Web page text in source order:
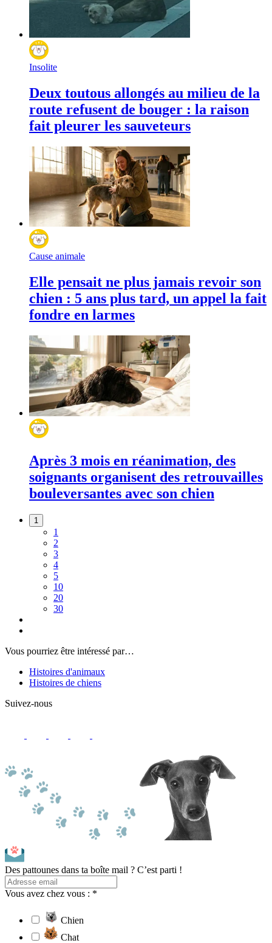
Insolite
Deux toutous allongés au milieu de la
route refusent de bouger : la raison
fait pleurer les sauveteurs
Cause animale
Elle pensait ne plus jamais revoir son
chien : 5 ans plus tard, un appel la fait
fondre en larmes
Après 3 mois en réanimation, des
soignants organisent des retrouvailles
bouleversantes avec son chien
1
1
2
3
4
5
10
20
30
Vous pourriez être intéressé par…
Histoires d'animaux
Histoires de chiens
Suivez-nous
Des pattounes dans ta boîte mail ? C’est parti !
Vous avez chez vous : *
Chien
Chat